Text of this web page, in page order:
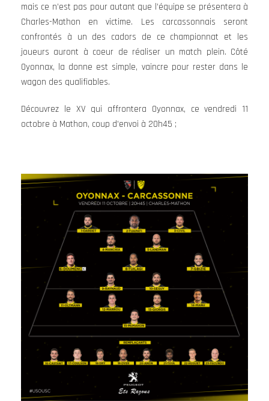
mais ce n’est pas pour autant que l’équipe se présentera à
Charles-Mathon en victime. Les carcassonnais seront
confrontés à un des cadors de ce championnat et les
joueurs auront à coeur de réaliser un match plein. Côté
Oyonnax, la donne est simple, vaincre pour rester dans le
wagon des qualifiables.
Découvrez le XV qui affrontera Oyonnax, ce vendredi 11
octobre à Mathon, coup d’envoi à 20h45 ;